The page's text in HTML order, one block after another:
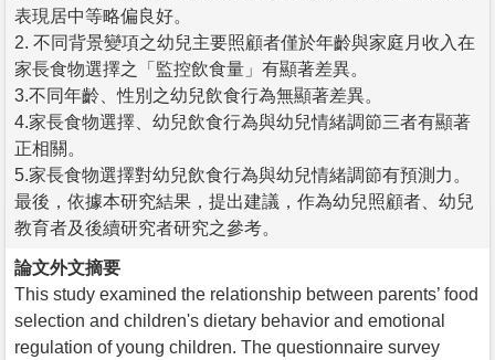
表現居中等略偏良好。
2. 不同背景變項之幼兒主要照顧者僅於年齡與家庭月收入在
家長食物選擇之「監控飲食量」有顯著差異。
3.不同年齡、性別之幼兒飲食行為無顯著差異。
4.家長食物選擇、幼兒飲食行為與幼兒情緒調節三者有顯著
正相關。
5.家長食物選擇對幼兒飲食行為與幼兒情緒調節有預測力。
最後，依據本研究結果，提出建議，作為幼兒照顧者、幼兒
教育者及後續研究者研究之參考。
論文外文摘要
This study examined the relationship between parents’ food
selection and children's dietary behavior and emotional
regulation of young children. The questionnaire survey